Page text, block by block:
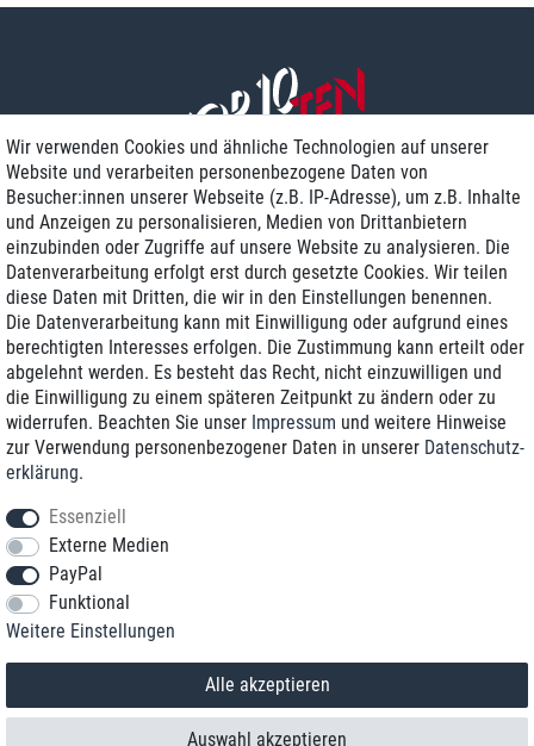
Zustellung am nächsten Werktag
Günstiger Versand
Generalüberholt mit Garantie
+49 8989 96160*
*Sie erreichen uns zum Ortstarif von Montag bis Freitag von 9 Uhr - 18 Uhr.
© 2018 TOP TEN Computervertrieb GmbH
Wir verwenden Cookies und ähnliche Technologien auf unserer
Website und verarbeiten personenbezogene Daten von
Besucher:innen unserer Webseite (z.B. IP-Adresse), um z.B. Inhalte
und Anzeigen zu personalisieren, Medien von Drittanbietern
einzubinden oder Zugriffe auf unsere Website zu analysieren. Die
Datenverarbeitung erfolgt erst durch gesetzte Cookies. Wir teilen
diese Daten mit Dritten, die wir in den Einstellungen benennen.
Die Datenverarbeitung kann mit Einwilligung oder aufgrund eines
berechtigten Interesses erfolgen. Die Zustimmung kann erteilt oder
abgelehnt werden. Es besteht das Recht, nicht einzuwilligen und
die Einwilligung zu einem späteren Zeitpunkt zu ändern oder zu
widerrufen. Beachten Sie unser Impressum und weitere Hinweise
zur Verwendung personenbezogener Daten in unserer Daten­schutz­
erklärung.
Essenziell
Externe Medien
PayPal
Funktional
Weitere Einstellungen
Alle akzeptieren
Auswahl akzeptieren